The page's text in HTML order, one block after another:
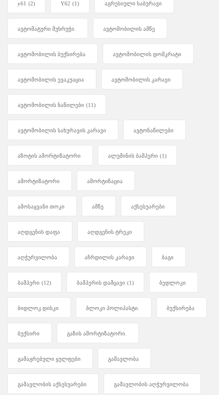
y61 (2) Y62 (1) აგრესიული საბურავი
ავტომატური მუხრუჭი. ავტომობილის ამწე
ავტომობილის ბუქსირება ავტომობილის დომკრატი
ავტომობილის ევაკუაცია ავტომობილის კარავი
ავტომობილის ნაწილები (11)
ავტომობილის სახურავის კარავი ავტონაწილები
აზოტის ამორტიზატორი ალუმინის ბამპერი (1)
ამორტიზატორი ამორტიზაცია
ამოსაყვანი თოკი ამწე აქსესუარები
აღდგენის დაფა აღდგენის ტრეკი
აღჭურვილობა აჩრდილის კარავი ბაგი
ბამპერი (12) ბამპერის დამცავი (1) ბედლოკი
ბიდლოკ დისკი ბლოკი პოლიპასტი. ბუქსირება
ბუქსირი გაზის ამორტიზატორი.
გამაგრებული ყულფები გამავლობა
გამავლობის აქსესუარები გამავლობის აღჭურვილობა